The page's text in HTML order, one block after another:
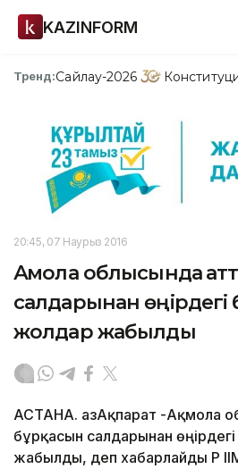
KAZINFORM
Тренд:Сайлау-2026
20:45, 07 Наурыз 2016
Ақмола облысында
салдарынан өңірдегі
жолдар жабылды
АСТАНА. ҚазАқпарат -Ақмола
бұрқасын салдарынан
жабылды, деп хабарлайды ҚР